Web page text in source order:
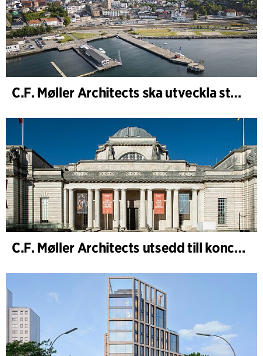
C.F. Møller Architects ska utveckla strategin för ”Knutepunkt Larvik och indre havn”
C.F. Møller Architects utsedd till konceptarkitekt för projektet National Museum Cardiff